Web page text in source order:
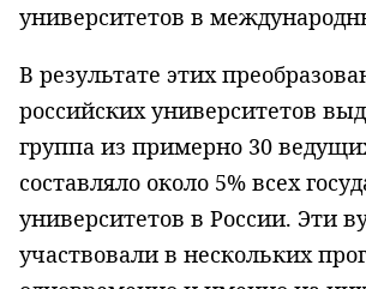
университетов в
В результате этих
российских университетов
группа из примерно 30
составляло около 5% всех
университетов в России. Эти
участвовали в нескольких